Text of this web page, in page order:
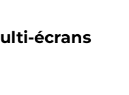
écrans